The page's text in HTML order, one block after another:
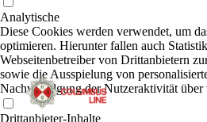
Analytische
Diese Cookies werden verwendet, um
optimieren. Hierunter fallen auch
Webseitenbetreiber von Drittanbietern
sowie die Ausspielung von
Nachverfolgung der Nutzeraktivität über
Drittanbieter-Inhalte